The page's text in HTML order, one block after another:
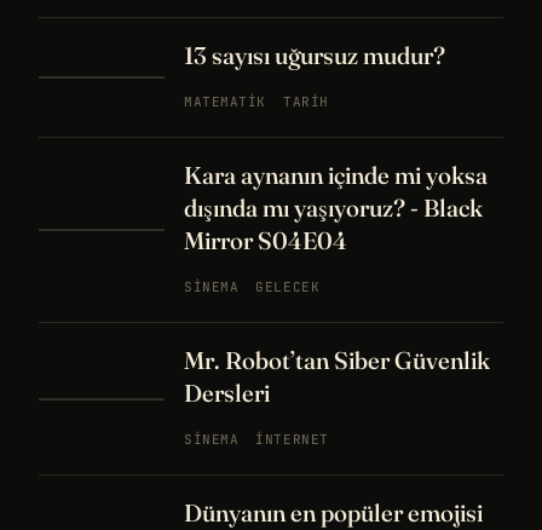
13 sayısı uğursuz mudur?
MATEMATIK TARIH
Kara aynanın içinde mi yoksa
dışında mı yaşıyoruz? - Black
Mirror S04E04
SINEMA GELECEK
Mr. Robot’tan Siber Güvenlik
Dersleri
SINEMA İNTERNET
Dünyanın en popüler emojisi